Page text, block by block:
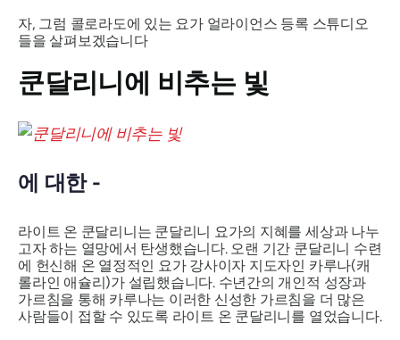
자, 그럼 콜로라도에 있는 요가 얼라이언스 등록 스튜디오
들을 살펴보겠습니다
쿤달리니에 비추는 빛
에 대한 -
라이트 온 쿤달리니는 쿤달리니 요가의 지혜를 세상과 나누
고자 하는 열망에서 탄생했습니다. 오랜 기간 쿤달리니 수련
에 헌신해 온 열정적인 요가 강사이자 지도자인 카루나(캐
롤라인 애슐리)가 설립했습니다. 수년간의 개인적 성장과
가르침을 통해 카루나는 이러한 신성한 가르침을 더 많은
사람들이 접할 수 있도록 라이트 온 쿤달리니를 열었습니다.